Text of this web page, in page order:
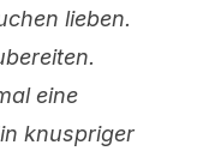
lieben.
eine
knuspriger